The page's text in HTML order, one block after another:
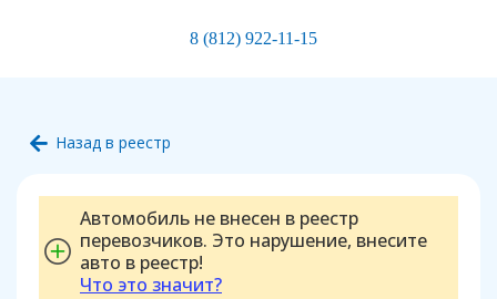
8 (812) 922-11-15
Назад в реестр
Автомобиль не внесен в реестр
перевозчиков. Это нарушение, внесите
авто в реестр!
Что это значит?